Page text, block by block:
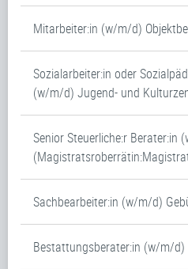
Mitarbeiter:in (w/m/d)
Sozialarbeiter:in oder
(w/m/d) Jugend- und
Senior Steuerliche:r Berater:in
Sachbearbeiter:in (w/m/d)
Bestattungsberater:in (w/m/